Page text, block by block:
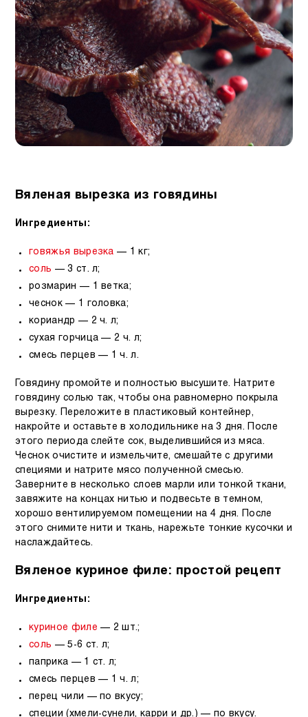
Вяленая вырезка из говядины
Ингредиенты:
говяжья вырезка — 1 кг;
соль — 3 ст. л;
розмарин — 1 ветка;
чеснок — 1 головка;
кориандр — 2 ч. л;
сухая горчица — 2 ч. л;
смесь перцев — 1 ч. л.
Говядину промойте и полностью высушите. Натрите
говядину солью так, чтобы она равномерно покрыла
вырезку. Переложите в пластиковый контейнер,
накройте и оставьте в холодильнике на 3 дня. После
этого периода слейте сок, выделившийся из мяса.
Чеснок очистите и измельчите, смешайте с другими
специями и натрите мясо полученной смесью.
Заверните в несколько слоев марли или тонкой ткани,
завяжите на концах нитью и подвесьте в темном,
хорошо вентилируемом помещении на 4 дня. После
этого снимите нити и ткань, нарежьте тонкие кусочки и
наслаждайтесь.
Вяленое куриное филе: простой рецепт
Ингредиенты:
куриное филе — 2 шт.;
соль — 5-6 ст. л;
паприка — 1 ст. л;
смесь перцев — 1 ч. л;
перец чили — по вкусу;
специи (хмели-сунели, карри и др.) — по вкусу.